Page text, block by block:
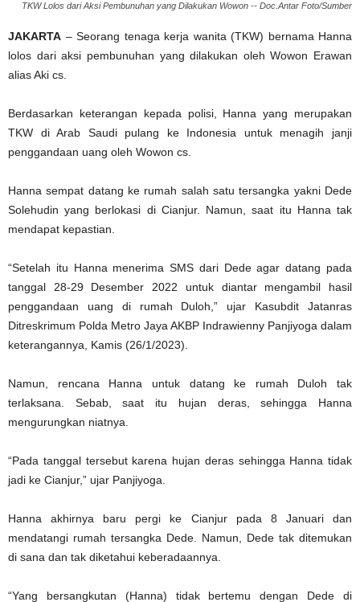
TKW Lolos dari Aksi Pembunuhan yang Dilakukan Wowon -- Doc.Antar Foto/Sumber
JAKARTA – Seorang tenaga kerja wanita (TKW) bernama Hanna
lolos dari aksi pembunuhan yang dilakukan oleh Wowon Erawan
alias Aki cs.
Berdasarkan keterangan kepada polisi, Hanna yang merupakan
TKW di Arab Saudi pulang ke Indonesia untuk menagih janji
penggandaan uang oleh Wowon cs.
Hanna sempat datang ke rumah salah satu tersangka yakni Dede
Solehudin yang berlokasi di Cianjur. Namun, saat itu Hanna tak
mendapat kepastian.
“Setelah itu Hanna menerima SMS dari Dede agar datang pada
tanggal 28-29 Desember 2022 untuk diantar mengambil hasil
penggandaan uang di rumah Duloh,” ujar Kasubdit Jatanras
Ditreskrimum Polda Metro Jaya AKBP Indrawienny Panjiyoga dalam
keterangannya, Kamis (26/1/2023).
Namun, rencana Hanna untuk datang ke rumah Duloh tak
terlaksana. Sebab, saat itu hujan deras, sehingga Hanna
mengurungkan niatnya.
“Pada tanggal tersebut karena hujan deras sehingga Hanna tidak
jadi ke Cianjur,” ujar Panjiyoga.
Hanna akhirnya baru pergi ke Cianjur pada 8 Januari dan
mendatangi rumah tersangka Dede. Namun, Dede tak ditemukan
di sana dan tak diketahui keberadaannya.
“Yang bersangkutan (Hanna) tidak bertemu dengan Dede di